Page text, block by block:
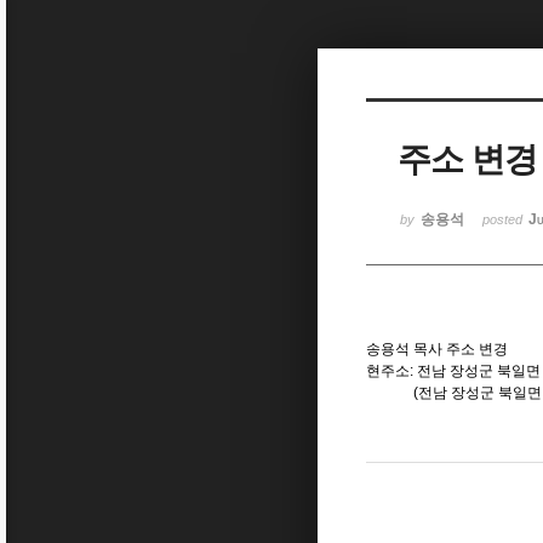
주소 변
by 송용석 posted
송용석 목사 주소 변경
현주소: 전남 장성군 북일
(전남 장성군 북일면
Sketchbook5, 스케치북5
Sketchbook5, 스케치북5